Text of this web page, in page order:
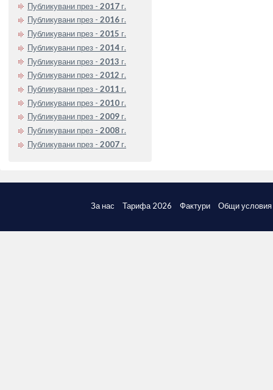
Публикувани през - 2017 г.
Публикувани през - 2016 г.
Публикувани през - 2015 г.
Публикувани през - 2014 г.
Публикувани през - 2013 г.
Публикувани през - 2012 г.
Публикувани през - 2011 г.
Публикувани през - 2010 г.
Публикувани през - 2009 г.
Публикувани през - 2008 г.
Публикувани през - 2007 г.
За нас Тарифа 2026 Фактури Общи условия